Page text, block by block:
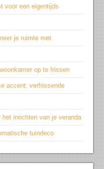
voor een eigentijds
je ruimte met
op te frissen
accent: verfrissende
inrichten van je veranda
tuindeco